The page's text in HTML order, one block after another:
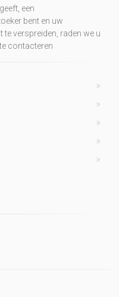
een
bent en uw
verspreiden, raden we u
contacteren